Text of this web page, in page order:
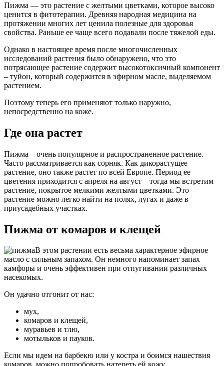
Пижма — это растение с желтыми цветками, которое высоко
ценится в фитотерапии. Древняя народная медицина на
протяжении многих лет ценила полезные для здоровья
свойства. Раньше ее чаще всего подавали после тяжелой еды.
Однако в настоящее время после многочисленных
исследований растения было обнаружено, что это
потрясающее растение содержит высокотоксичный компонент
– туйон, который содержится в эфирном масле, выделяемом
растением.
Поэтому теперь его применяют только наружно,
непосредственно на коже.
Где она растет
Пижма – очень популярное и распространенное растение.
Часто рассматривается как сорняк. Как дикорастущее
растение, оно также растет по всей Европе. Период ее
цветения приходится с апреля на август – тогда мы встретим
растение, покрытое мелкими желтыми цветками. Это
растение можно легко найти на полях, лугах и даже в
приусадебных участках.
Пижма от комаров и клещей
В этом растении есть весьма характерное эфирное
масло с сильным запахом. Он немного напоминает запах
камфоры и очень эффективен при отпугивании различных
насекомых.
Он удачно отгонит от нас:
мух,
комаров и клещей,
муравьев и тлю,
мотыльков и пауков.
Если мы идем на барбекю или у костра и боимся нашествия